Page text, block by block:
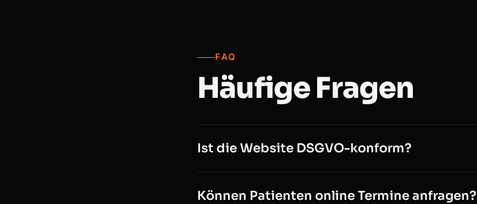
FAQ
Häufige Fragen
Ist die Website DSGVO-konform?
Können Patienten online Termine anfragen?